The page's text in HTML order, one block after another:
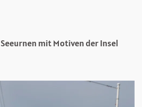
mit Motiven der Insel